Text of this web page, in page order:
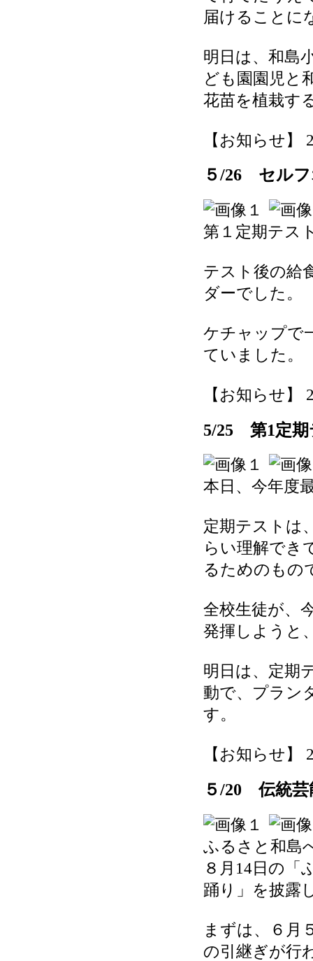
届けることに
明日は、和島
ども園園児と
花苗を植栽す
【お知らせ】
５/26 セル
第１定期テス
テスト後の給
ダーでした。
ケチャップで
ていました。
【お知らせ】
5/25 第1定期
本日、今年度
定期テストは
らい理解でき
るためのもの
全校生徒が、
発揮しようと
明日は、定期
動で、プラン
す。
【お知らせ】
５/20 伝統芸
ふるさと和島
８月14日の「
踊り」を披露
まずは、６月
の引継ぎが行